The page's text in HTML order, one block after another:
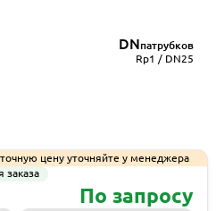
DNпатрубков
Rp1 / DN25
цену уточняйте у менеджера
заказа
По запросу